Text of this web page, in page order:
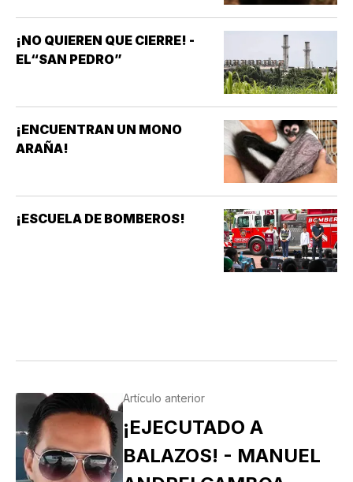
¡NO QUIEREN QUE CIERRE! -
EL“SAN PEDRO”
¡ENCUENTRAN UN MONO
ARAÑA!
¡ESCUELA DE BOMBEROS!
Artículo anterior
¡EJECUTADO A
BALAZOS! - MANUEL